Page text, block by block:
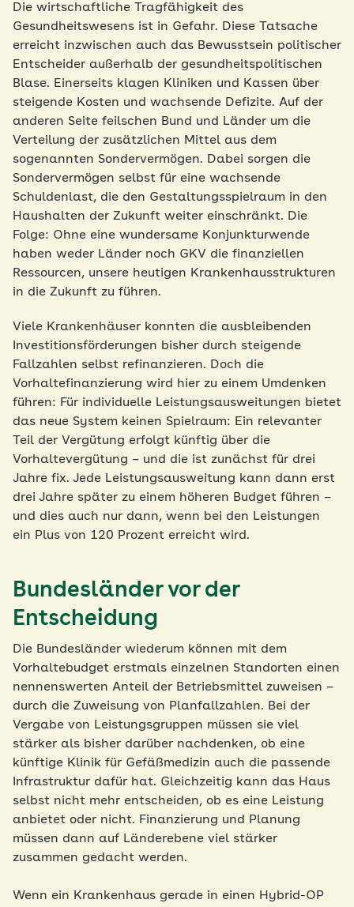
Die wirtschaftliche Tragfähigkeit des
Gesundheitswesens ist in Gefahr. Diese Tatsache
erreicht inzwischen auch das Bewusstsein politischer
Entscheider außerhalb der gesundheitspolitischen
Blase. Einerseits klagen Kliniken und Kassen über
steigende Kosten und wachsende Defizite. Auf der
anderen Seite feilschen Bund und Länder um die
Verteilung der zusätzlichen Mittel aus dem
sogenannten Sondervermögen. Dabei sorgen die
Sondervermögen selbst für eine wachsende
Schuldenlast, die den Gestaltungsspielraum in den
Haushalten der Zukunft weiter einschränkt. Die
Folge: Ohne eine wundersame Konjunkturwende
haben weder Länder noch GKV die finanziellen
Ressourcen, unsere heutigen Krankenhausstrukturen
in die Zukunft zu führen.
Viele Krankenhäuser konnten die ausbleibenden
Investitionsförderungen bisher durch steigende
Fallzahlen selbst refinanzieren. Doch die
Vorhaltefinanzierung wird hier zu einem Umdenken
führen: Für individuelle Leistungsausweitungen bietet
das neue System keinen Spielraum: Ein relevanter
Teil der Vergütung erfolgt künftig über die
Vorhaltevergütung – und die ist zunächst für drei
Jahre fix. Jede Leistungsausweitung kann dann erst
drei Jahre später zu einem höheren Budget führen –
und dies auch nur dann, wenn bei den Leistungen
ein Plus von 120 Prozent erreicht wird.
Bundesländer vor der
Entscheidung
Die Bundesländer wiederum können mit dem
Vorhaltebudget erstmals einzelnen Standorten einen
nennenswerten Anteil der Betriebsmittel zuweisen –
durch die Zuweisung von Planfallzahlen. Bei der
Vergabe von Leistungsgruppen müssen sie viel
stärker als bisher darüber nachdenken, ob eine
künftige Klinik für Gefäßmedizin auch die passende
Infrastruktur dafür hat. Gleichzeitig kann das Haus
selbst nicht mehr entscheiden, ob es eine Leistung
anbietet oder nicht. Finanzierung und Planung
müssen dann auf Länderebene viel stärker
zusammen gedacht werden.
Wenn ein Krankenhaus gerade in einen Hybrid-OP